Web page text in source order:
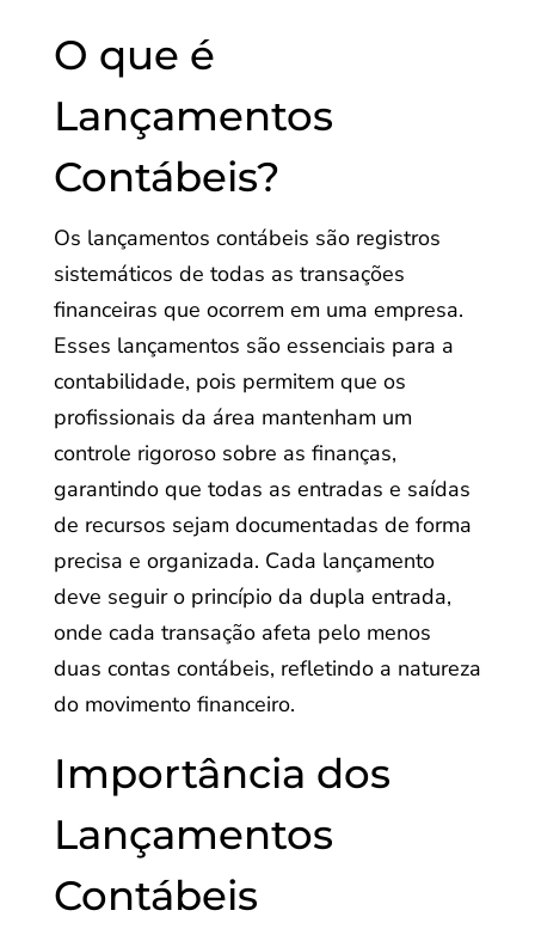
O que é
Lançamentos
Contábeis?
Os lançamentos contábeis são registros
sistemáticos de todas as transações
financeiras que ocorrem em uma empresa.
Esses lançamentos são essenciais para a
contabilidade, pois permitem que os
profissionais da área mantenham um
controle rigoroso sobre as finanças,
garantindo que todas as entradas e saídas
de recursos sejam documentadas de forma
precisa e organizada. Cada lançamento
deve seguir o princípio da dupla entrada,
onde cada transação afeta pelo menos
duas contas contábeis, refletindo a natureza
do movimento financeiro.
Importância dos
Lançamentos
Contábeis